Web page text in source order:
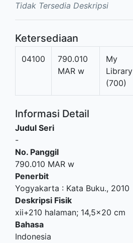
Tidak Tersedia Deskripsi
Ketersediaan
04100
790.010
MAR w
My
Library
(700)
Informasi Detail
Judul Seri
-
No. Panggil
790.010 MAR w
Penerbit
Yogyakarta : Kata Buku., 2010
Deskripsi Fisik
xii+210 halaman; 14,5x20 cm
Bahasa
Indonesia